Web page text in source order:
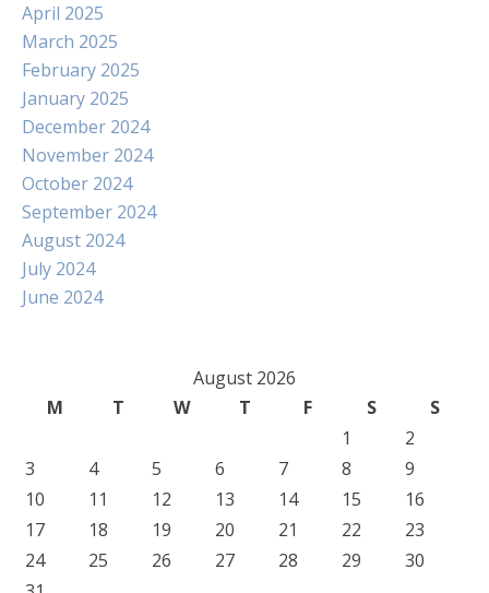
April 2025
March 2025
February 2025
January 2025
December 2024
November 2024
October 2024
September 2024
August 2024
July 2024
June 2024
August 2026
M
T W T F S
S
1
2
3
4 5 6 7 8
9
10
11 12 13 14 15
16
17
18 19 20 21 22
23
24
25 26 27 28 29
30